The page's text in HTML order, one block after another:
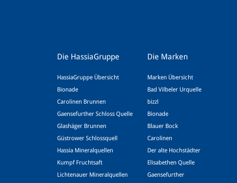
Die HassiaGruppe
HassiaGruppe Übersicht
Bionade
Carolinen Brunnen
Gaensefurther Schloss Quelle
Glashäger Brunnen
Güstrower Schlossquell
Hassia Mineralquellen
Kumpf Fruchtsaft
Lichtenauer Mineralquellen
Die Marken
Marken Übersicht
Bad Vilbeler Urquelle
bizzl
Bionade
Blauer Bock
Carolinen
Der alte Hochstädter
Elisabethen Quelle
Gaensefurther